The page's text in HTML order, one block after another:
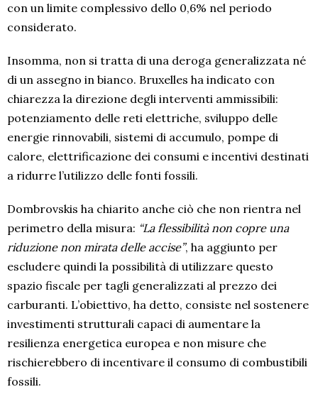
con un limite complessivo dello 0,6% nel periodo
considerato.
Insomma, non si tratta di una deroga generalizzata né
di un assegno in bianco. Bruxelles ha indicato con
chiarezza la direzione degli interventi ammissibili:
potenziamento delle reti elettriche, sviluppo delle
energie rinnovabili, sistemi di accumulo, pompe di
calore, elettrificazione dei consumi e incentivi destinati
a ridurre l’utilizzo delle fonti fossili.
Dombrovskis ha chiarito anche ciò che non rientra nel
perimetro della misura: “La flessibilità non copre una
riduzione non mirata delle accise”, ha aggiunto per
escludere quindi la possibilità di utilizzare questo
spazio fiscale per tagli generalizzati al prezzo dei
carburanti. L’obiettivo, ha detto, consiste nel sostenere
investimenti strutturali capaci di aumentare la
resilienza energetica europea e non misure che
rischierebbero di incentivare il consumo di combustibili
fossili.